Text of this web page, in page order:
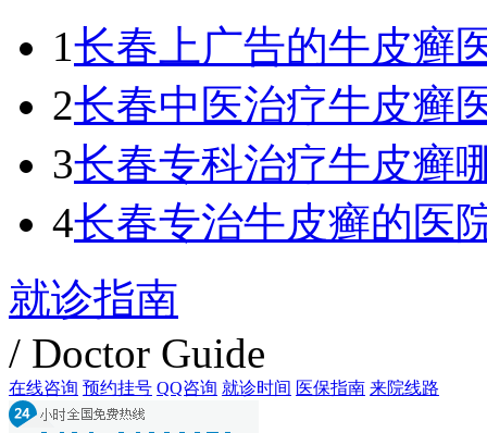
1长春上广告的牛皮癣
2长春中医治疗牛皮癣
3长春专科治疗牛皮癣
4长春专治牛皮癣的医
就诊指南
/ Doctor Guide
在线咨询 预约挂号 QQ咨询 就诊时间 医保指南 来院线路